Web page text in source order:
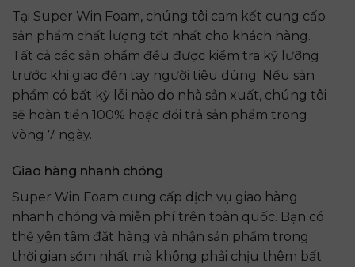
Tại Super Win Foam, chúng tôi cam kết cung cấp
sản phẩm chất lượng tốt nhất cho khách hàng.
Tất cả các sản phẩm đều được kiểm tra kỹ lưỡng
trước khi giao đến tay người tiêu dùng. Nếu sản
phẩm có bất kỳ lỗi nào do nhà sản xuất, chúng tôi
sẽ hoàn tiền 100% hoặc đổi trả sản phẩm trong
vòng 7 ngày.
Giao hàng nhanh chóng
Super Win Foam cung cấp dịch vụ giao hàng
nhanh chóng và miễn phí trên toàn quốc. Bạn có
thể yên tâm đặt hàng và nhận sản phẩm trong
thời gian sớm nhất mà không phải chịu thêm bất